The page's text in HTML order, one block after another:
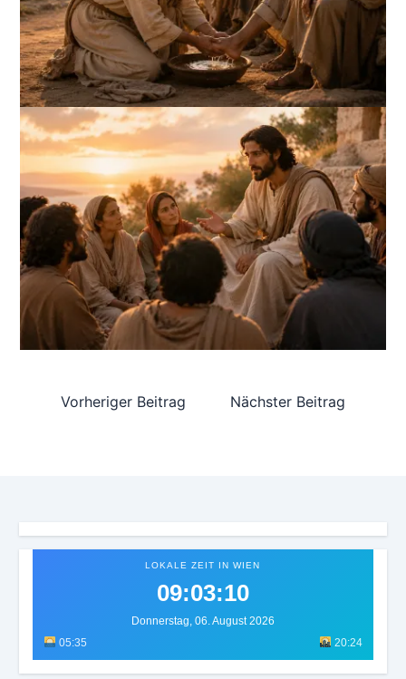
Vorheriger Beitrag Nächster Beitrag
LOKALE ZEIT IN WIEN
09:03:12
Donnerstag, 06. August 2026
05:35
20:24